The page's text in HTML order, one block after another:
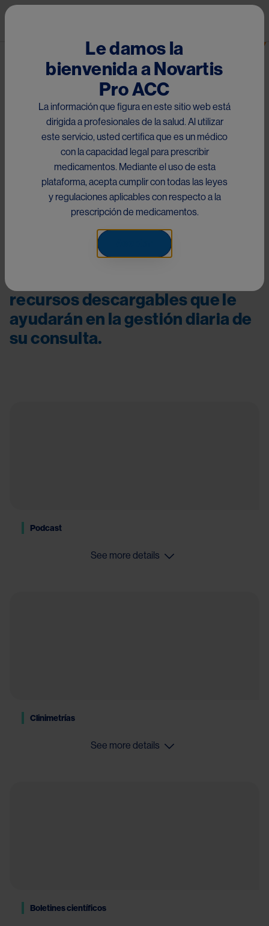
Pasar al contenido principal
Inmunología
Ruta de navegación
Áreas Terapéuticas
Ponemos a su disposición
recursos que le permitirán estar
médica relevante de su interés.
Acceda a vídeos de
recursos descargables que le
ayudarán en la gestión diaria de
su consulta.
Podcast
See more details
Clinimetrías
See more details
Boletines científicos
Le damos la
bienvenida a Novartis
Pro ACC
La información que figura en este sitio web está
dirigida a profesionales de la salud. Al utilizar
este servicio, usted certifica que es un médico
con la capacidad legal para prescribir
medicamentos. Mediante el uso de esta
plataforma, acepta cumplir con todas las leyes
y regulaciones aplicables con respecto a la
prescripción de medicamentos.